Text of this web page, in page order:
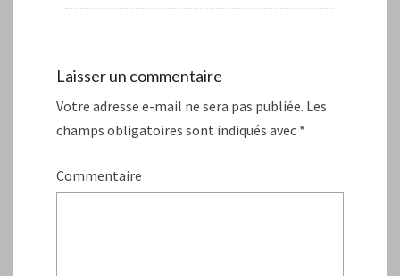
Laisser un commentaire
Votre adresse e-mail ne sera pas publiée. Les
champs obligatoires sont indiqués avec *
Commentaire